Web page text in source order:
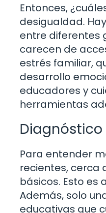
Entonces,
desigualdad.
entre diferentes
carecen de
estrés familiar,
desarrollo
educadores y
herramientas
Diagnóstico
Para entender
recientes, cerca
básicos. Esto
Además, solo
educativas que